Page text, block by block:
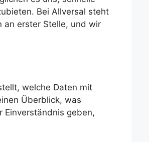
Bei Allversal steht
an erster Stelle, und wir
welche Daten mit
Überblick, was
Einverständnis geben,